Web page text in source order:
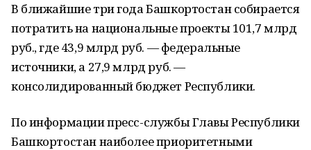
В ближайшие три года Башкортостан собирается
потратить на национальные проекты 101,7 млрд
руб., где 43,9 млрд руб. — федеральные
источники, а 27,9 млрд руб. —
консолидированный бюджет Республики.
По информации пресс-службы Главы Республики
Башкортостан наиболее приоритетными